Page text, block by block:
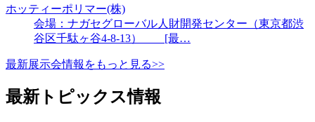
ホッティーポリマー(株)
会場：ナガセグローバル人財開発センター（東京都渋
谷区千駄ヶ谷4-8-13） [最…
最新展示会情報をもっと見る>>
最新トピックス情報